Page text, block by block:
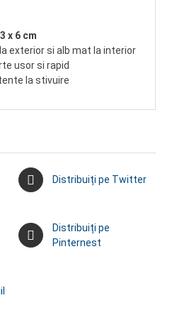
x 6 cm
exterior si alb mat la interior
usor si rapid
la stivuire
Distribuiți pe Twitter
Distribuiți pe
Pinternest